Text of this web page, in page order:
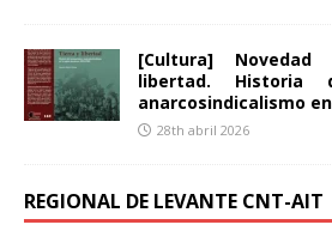
[Cultura]
libertad. Historia
anarcosindicalismo
28th abril 2026
REGIONAL DE LEVANTE CNT-AIT